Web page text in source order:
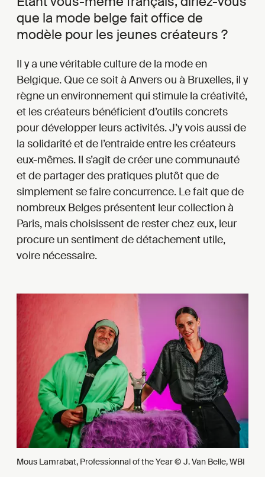
que la mode belge fait office de
modèle pour les jeunes créateurs ?
Il y a une véritable culture de la mode en
Belgique. Que ce soit à Anvers ou à Bruxelles, il y
règne un environnement qui stimule la créativité,
et les créateurs bénéficient d’outils concrets
pour développer leurs activités. J’y vois aussi de
la solidarité et de l’entraide entre les créateurs
eux-mêmes. Il s’agit de créer une communauté
et de partager des pratiques plutôt que de
simplement se faire concurrence. Le fait que de
nombreux Belges présentent leur collection à
Paris, mais choisissent de rester chez eux, leur
procure un sentiment de détachement utile,
voire nécessaire.
Mous Lamrabat, Professionnal of the Year © J. Van Belle, WBI